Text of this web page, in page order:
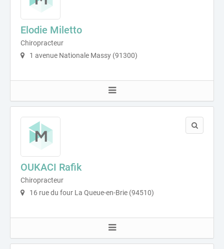
Elodie Miletto
Chiropracteur
1 avenue Nationale Massy (91300)
OUKACI Rafik
Chiropracteur
16 rue du four La Queue-en-Brie (94510)